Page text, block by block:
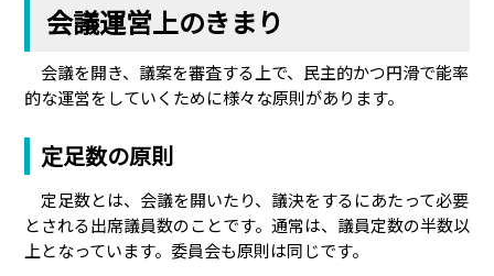
会議運営上のきまり
会議を開き、議案を審査する上で、民主的かつ円滑で能率
的な運営をしていくために様々な原則があります。
定足数の原則
定足数とは、会議を開いたり、議決をするにあたって必要
とされる出席議員数のことです。通常は、議員定数の半数以
上となっています。委員会も原則は同じです。